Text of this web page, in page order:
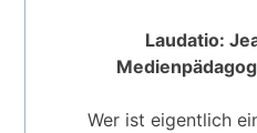
Laudatio:
Wer ist eigentlich